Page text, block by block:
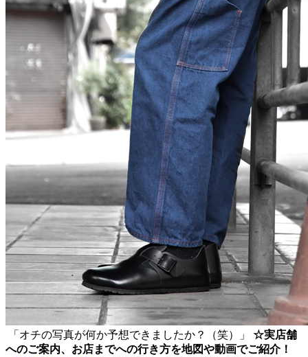
「オチの写真が何か予想できましたか？（笑）」 ☆実店舗
へのご案内、お店までへの行き方を地図や動画でご紹介！